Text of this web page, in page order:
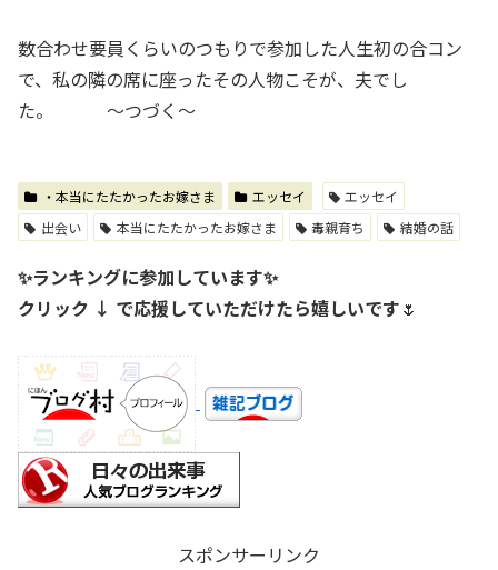
数合わせ要員くらいのつもりで参加した人生初の合コン
で、私の隣の席に座ったその人物こそが、夫でし
た。 ～つづく～
・本当にたたかったお嫁さま エッセイ
エッセイ
出会い
本当にたたかったお嫁さま 毒親育ち 結婚の話
✨ランキングに参加しています✨
クリック ↓ で応援していただけたら嬉しいです🌷
スポンサーリンク